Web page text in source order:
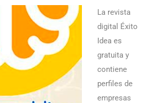
La revista
digital Éxito
Idea es
gratuita y
contiene
perfiles de
empresas